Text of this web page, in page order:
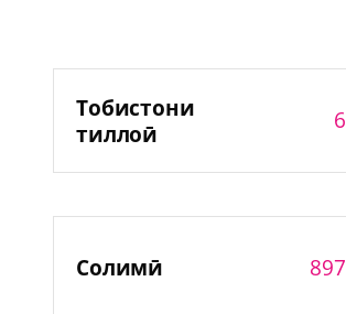
Тобистони
тиллоӣ
6
Солимӣ 897